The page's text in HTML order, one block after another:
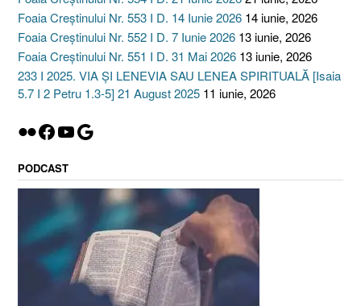
Foaia Creștinului Nr. 553 I D. 14 Iunie 2026 14 iunie, 2026
Foaia Creștinului Nr. 552 I D. 7 Iunie 2026 13 iunie, 2026
Foaia Creștinului Nr. 551 I D. 31 Mai 2026 13 iunie, 2026
233 I 2025. VIA ȘI LENEVIA SAU LENEA SPIRITUALĂ [Isaia
5.7 I 2 Petru 1.3-5] 21 August 2025 11 iunie, 2026
Flickr
Facebook
YouTube
Google
PODCAST